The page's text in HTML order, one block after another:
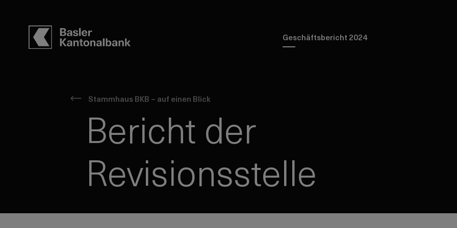
Geschäftsbericht 2024
Stammhaus BKB – auf einen Blick
Bericht der
Revisionsstelle